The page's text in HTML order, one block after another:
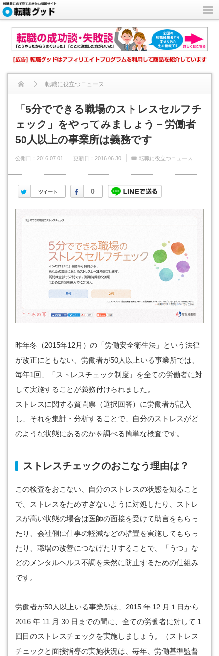
転職に役立つニュース
「5分でできる職場のストレスセルフチェック」をやってみまし
ょ...
「5分でできる職場のストレスセルフチ
ェック」をやってみましょう－労働者
50人以上の事業所は義務です
公開日： 2016.07.01 更新日： 2016.06.30 転職に役立つニュース
ツイート
Twitter 0
Facebook
昨年冬（2015年12月）の「労働安全衛生法」という法律
が改正にともない、労働者が50人以上いる事業所では、
毎年1回、「ストレスチェック制度」を全ての労働者に対
して実施することが義務付けられました。
ストレスに関する質問票（選択回答）に労働者が記入
し、それを集計・分析することで、自分のストレスがど
のような状態にあるのかを調べる簡単な検査です。
ストレスチェックのおこなう理由は？
この検査をおこない、自分のストレスの状態を知ること
で、ストレスをためすぎないように対処したり、ストレ
スが高い状態の場合は医師の面接を受けて助言をもらっ
たり、会社側に仕事の軽減などの措置を実施してもらっ
たり、職場の改善につなげたりすることで、「うつ」な
どのメンタルヘルス不調を未然に防止するための仕組み
です。
労働者が50人以上いる事業所は、2015 年 12 月１日から
2016 年 11 月 30 日までの間に、全ての労働者に対して 1
回目のストレスチェックを実施しましょう。（ストレス
チェックと面接指導の実施状況は、毎年、労働基準監督